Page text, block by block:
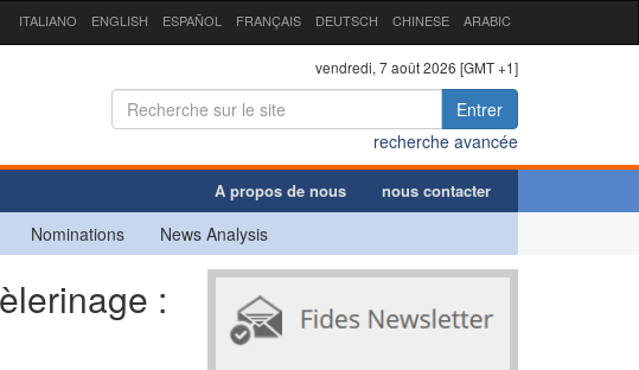
ITALIANO ENGLISH ESPAÑOL FRANÇAIS DEUTSCH CHINESE ARABIC
vendredi, 7 août 2026 [GMT +1]
Entrer
recherche avancée
A propos de nous nous contacter
Nominations News Analysis
: